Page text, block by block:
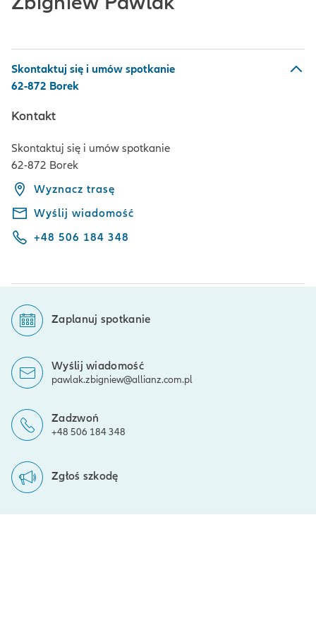
Skontaktuj się i umów spotkanie
62-872 Borek
Kontakt
Skontaktuj się i umów spotkanie
62-872 Borek
Wyznacz trasę
Wyślij wiadomość
+48 506 184 348
Zaplanuj spotkanie
Wyślij wiadomość
pawlak.zbigniew@allianz.com.pl
Zadzwoń
+48 506 184 348
Zgłoś szkodę